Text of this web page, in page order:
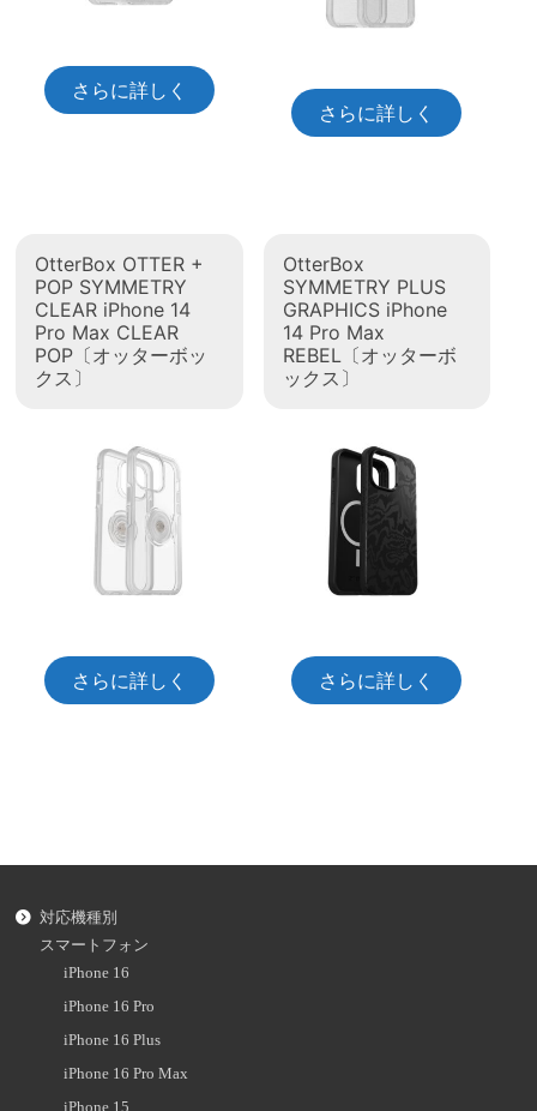
さらに詳しく
さらに詳しく
OtterBox OTTER +
POP SYMMETRY
CLEAR iPhone 14
Pro Max CLEAR
POP〔オッターボッ
クス〕
さらに詳しく
OtterBox
SYMMETRY PLUS
GRAPHICS iPhone
14 Pro Max
REBEL〔オッターボ
ックス〕
さらに詳しく
対応機種別
スマートフォン
iPhone 16
iPhone 16 Pro
iPhone 16 Plus
iPhone 16 Pro Max